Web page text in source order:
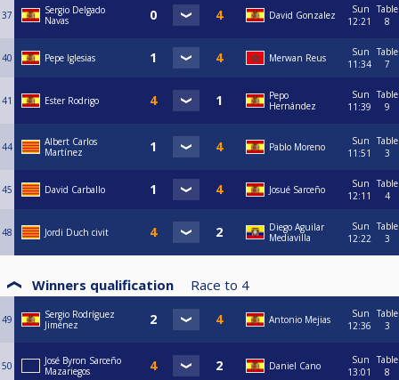
37
Sergio Delgado
Navas
David Gonzalez
Sun
12:21
Table
8
40 Pepe Iglesias Merwan Reus
Sun
11:34
Table
7
41 Ester Rodrigo
Pepo
Hernández
Sun
11:39
Table
9
44
Albert Carlos
Martínez
Pablo Moreno
Sun
11:51
Table
3
45 David Carballo Josué Sarceño
Sun
12:11
Table
4
48 Jordi Duch civit
Diego Aguilar
Mediavilla
Sun
12:22
Table
3
Winners qualification Race to 4
49
Sergio Rodríguez
Jiménez
Antonio Mejias
Sun
12:36
Table
3
50
José Byron Sarceño
Mazariegos
Daniel Cano
Sun
13:01
Table
8